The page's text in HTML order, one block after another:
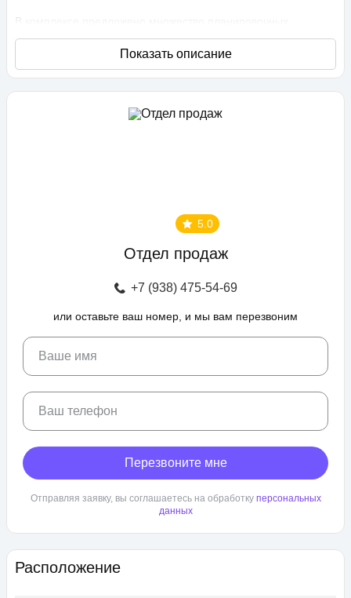
В комплексе предложено множество планировочных
решений: в наличии квартиры, как классического типа, так и
европланировки. Они сдаются с подчистовой отделкой,
высота потолков составляет 2,75 метра. В квартирах
расположены детские и спортивные площадки,
зоны отдыха с беседками, спроектирован бульвар и
автовладельцев предусмотрен крытый и гостевой паркинг.
ЖК «Любимово» находится в районе «Губернский». Внешняя
инфраструктура развита, в пешей доступности: школа,
детский сад, магазины, поликлиника, салоны красоты. До
центра Краснодара — 25 минут транспортом.
Расположение
5.0
Отдел продаж
+7 (938) 475-54-69
или оставьте ваш номер, и мы вам перезвоним
Ваше имя
Ваш телефон
Перезвоните мне
Отправляя заявку, вы соглашаетесь на обработку персональных
данных